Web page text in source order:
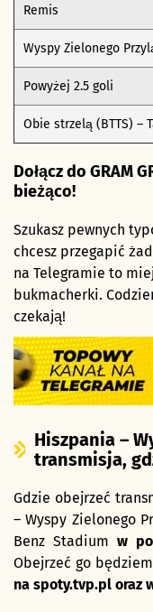
Remis
Wyspy Zielonego
Powyżej 2.5 goli
Obie strzelą (BTTS) –
Dołącz do GRAM
bieżąco!
Szukasz pewnych
chcesz przegapić
na Telegramie to
bukmacherki.
czekają!
Hiszpania –
transmisja,
Gdzie obejrzeć
– Wyspy Zielonego
Benz Stadium w
Obejrzeć go
na spoty.tvp.pl oraz